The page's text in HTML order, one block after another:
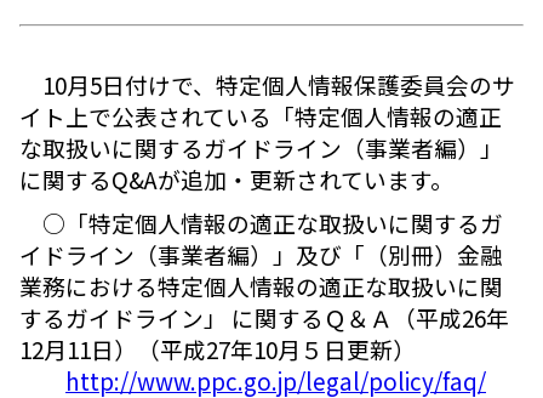
10月5日付けで、特定個人情報保護委員会のサ
イト上で公表されている「特定個人情報の適正
な取扱いに関するガイドライン（事業者編）」
に関するQ&Aが追加・更新されています。
○「特定個人情報の適正な取扱いに関するガ
イドライン（事業者編）」及び「（別冊）金融
業務における特定個人情報の適正な取扱いに関
するガイドライン」 に関するＱ＆Ａ（平成26年
12月11日）（平成27年10月５日更新）
http://www.ppc.go.jp/legal/policy/faq/